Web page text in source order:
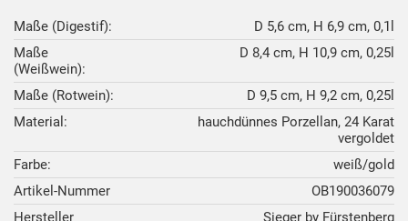
Maße (Digestif):
D 5,6 cm, H 6,9 cm, 0,1l
Maße
(Weißwein):
D 8,4 cm, H 10,9 cm, 0,25l
Maße (Rotwein):
D 9,5 cm, H 9,2 cm, 0,25l
Material:
hauchdünnes Porzellan, 24 Karat
vergoldet
Farbe:
weiß/gold
Artikel-Nummer
OB190036079
Hersteller
Sieger by Fürstenberg